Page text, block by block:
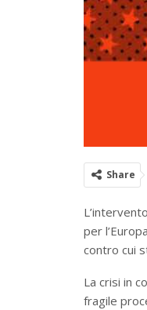
Share
per
contro cui
La crisi in
fragile